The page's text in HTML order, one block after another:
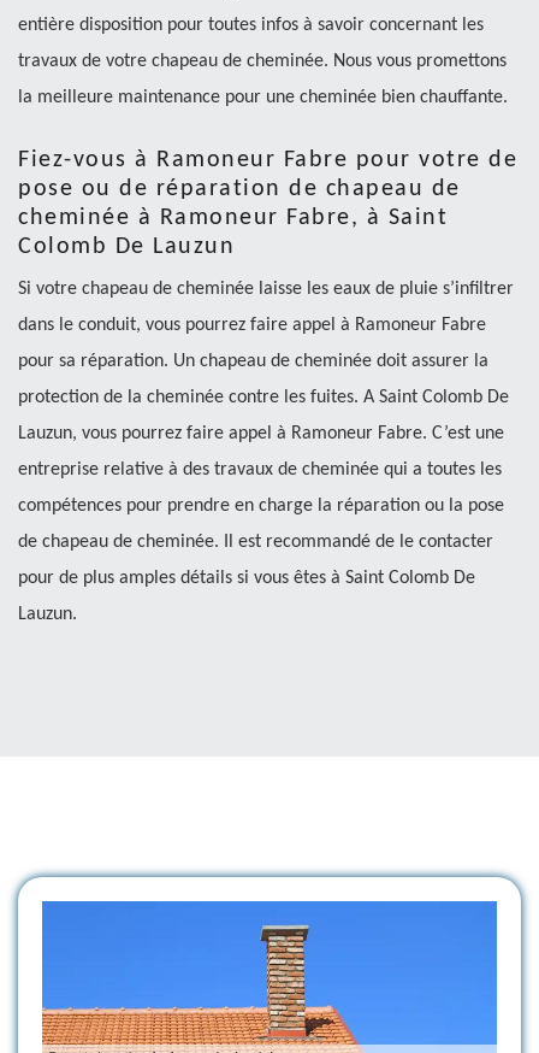
entière disposition pour toutes infos à savoir concernant les
travaux de votre chapeau de cheminée. Nous vous promettons
la meilleure maintenance pour une cheminée bien chauffante.
Fiez-vous à Ramoneur Fabre pour votre de
pose ou de réparation de chapeau de
cheminée à Ramoneur Fabre, à Saint
Colomb De Lauzun
Si votre chapeau de cheminée laisse les eaux de pluie s’infiltrer
dans le conduit, vous pourrez faire appel à Ramoneur Fabre
pour sa réparation. Un chapeau de cheminée doit assurer la
protection de la cheminée contre les fuites. A Saint Colomb De
Lauzun, vous pourrez faire appel à Ramoneur Fabre. C’est une
entreprise relative à des travaux de cheminée qui a toutes les
compétences pour prendre en charge la réparation ou la pose
de chapeau de cheminée. Il est recommandé de le contacter
pour de plus amples détails si vous êtes à Saint Colomb De
Lauzun.